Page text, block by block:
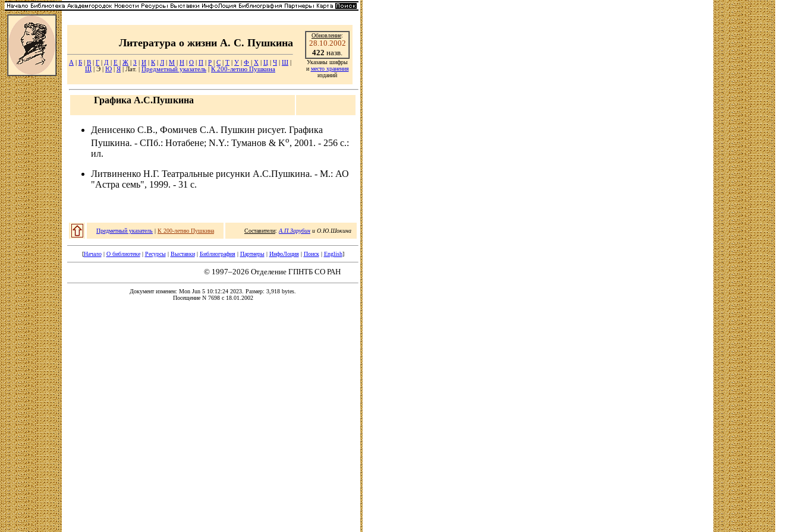
Литература о жизни А. С. Пушкина
А Б В Г Д Е Ж З И К Л М Н О П Р С Т У Ф Х Ц Ч Ш
Щ | Э | Ю Я | Лат. | Предметный указатель К 200-летию Пушкина
Обновление:
28.10.2002
422 назв.
Указаны шифры
и место хранения
изданий
Графика А.С.Пушкина
Денисенко С.В., Фомичев С.А. Пушкин рисует. Графика
Пушкина. - СПб.: Нотабене; N.Y.: Туманов & Ko, 2001. - 256 с.:
ил.
Литвиненко Н.Г. Театральные рисунки А.С.Пушкина. - М.: АО
"Астра семь", 1999. - 31 с.
Предметный указатель | К 200-летию Пушкина Составители: А.П.Зарубин и О.Ю.Шокина
[Начало| О библиотеке| Ресурсы| Выставки| Библиография| Партнеры| ИнфоЛоция| Поиск| English]
© 1997–2026 Отделение ГПНТБ СО РАН
Документ изменен: Mon Jun 5 10:12:24 2023. Размер: 3,918 bytes.
Посещение N 7698 с 18.01.2002